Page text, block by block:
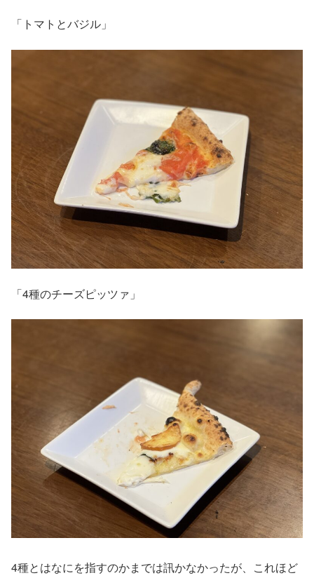
「トマトとバジル」
「4種のチーズピッツァ」
4種とはなにを指すのかまでは訊かなかったが、これほど